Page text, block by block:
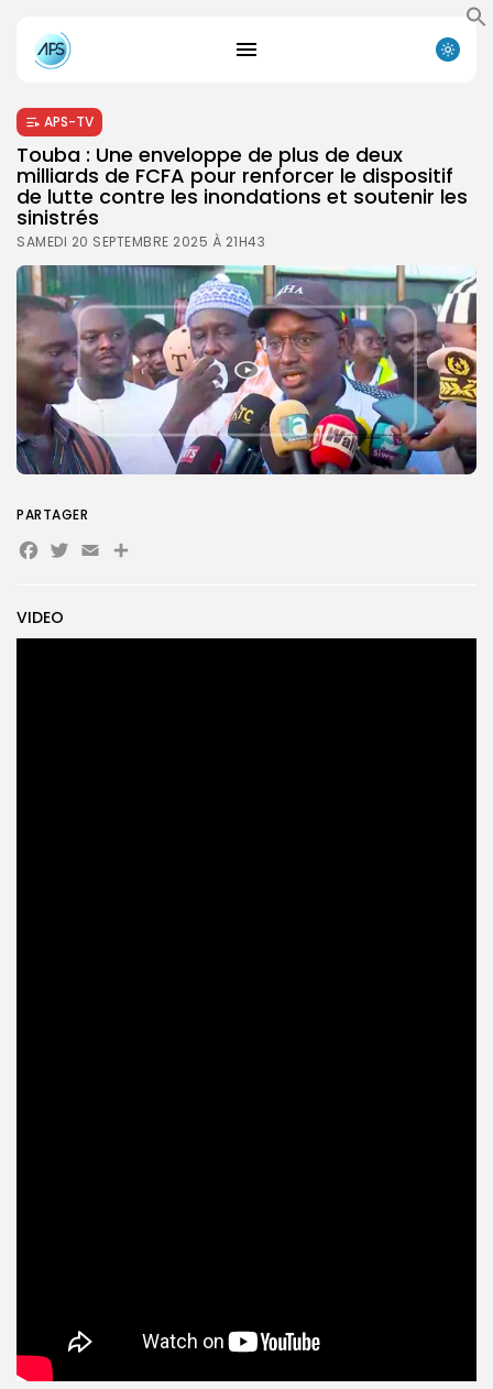
Search
APS-TV
Touba : Une enveloppe de plus de deux
milliards de FCFA pour renforcer le dispositif
de lutte contre les inondations et soutenir les
sinistrés
SAMEDI 20 SEPTEMBRE 2025 À 21H43
VIDEO
PARTAGER
Facebook
Twitter
EmailPartager